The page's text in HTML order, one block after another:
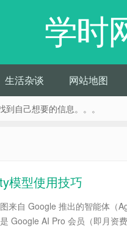
学时
生活杂谈 网站地图
自己想要的信息。。。
模型使用技巧
来自 Google 推出的智能体（
Google AI Pro 会员（即月资